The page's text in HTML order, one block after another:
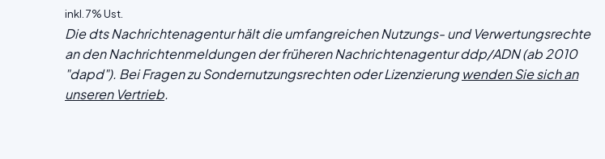
inkl. 7% Ust.
Die dts Nachrichtenagentur hält die umfangreichen Nutzungs- und Verwertungsrechte
an den Nachrichtenmeldungen der früheren Nachrichtenagentur ddp/ADN (ab 2010
"dapd"). Bei Fragen zu Sondernutzungsrechten oder Lizenzierungwenden Sie sich an
unseren Vertrieb.